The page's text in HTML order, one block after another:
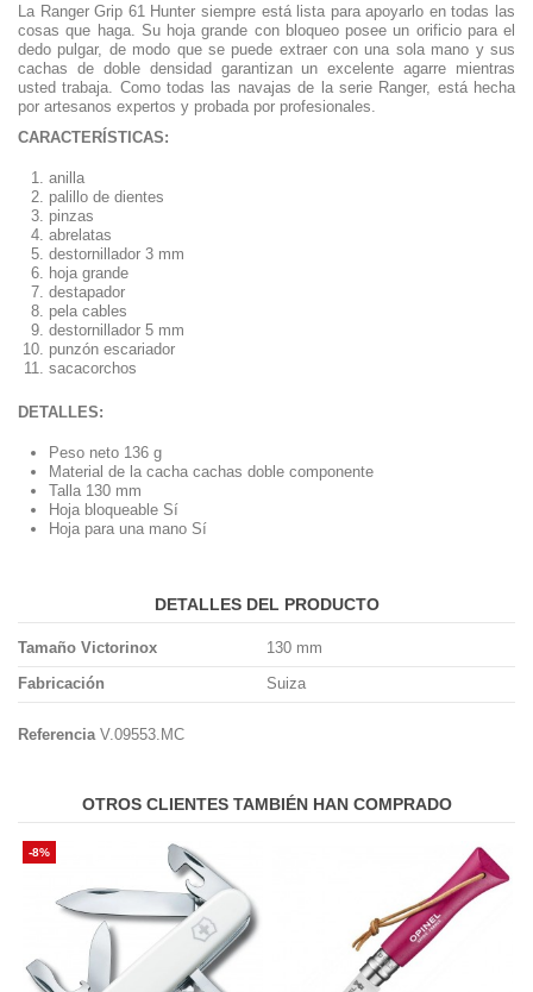
La Ranger Grip 61 Hunter siempre está lista para apoyarlo en todas las
cosas que haga. Su hoja grande con bloqueo posee un orificio para el
dedo pulgar, de modo que se puede extraer con una sola mano y sus
cachas de doble densidad garantizan un excelente agarre mientras
usted trabaja. Como todas las navajas de la serie Ranger, está hecha
por artesanos expertos y probada por profesionales.
CARACTERÍSTICAS:
anilla
palillo de dientes
pinzas
abrelatas
destornillador 3 mm
hoja grande
destapador
pela cables
destornillador 5 mm
punzón escariador
sacacorchos
DETALLES:
Peso neto 136 g
Material de la cacha cachas doble componente
Talla 130 mm
Hoja bloqueable Sí
Hoja para una mano Sí
DETALLES DEL PRODUCTO
Tamaño Victorinox
130 mm
Fabricación
Suiza
Referencia V.09553.MC
OTROS CLIENTES TAMBIÉN HAN COMPRADO
-8%